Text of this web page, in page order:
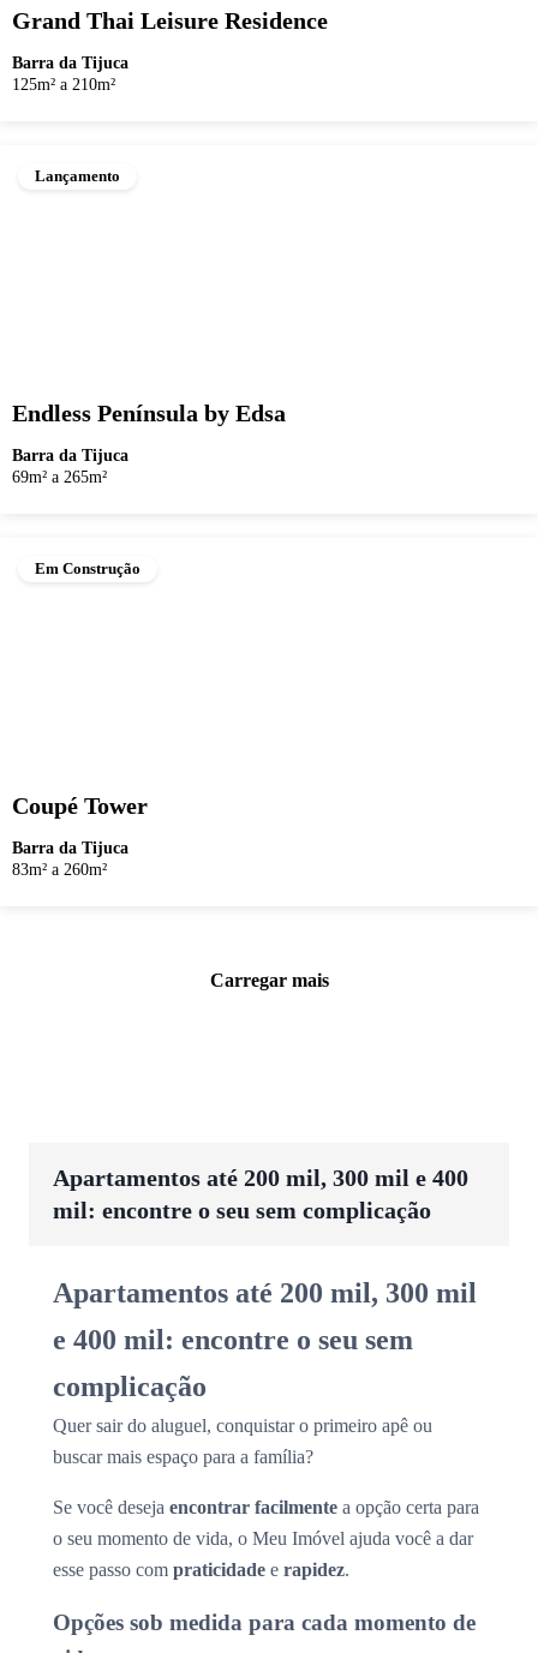
Grand Thai Leisure Residence
Barra da Tijuca
125m² a 210m²
Lançamento
Endless Península by Edsa
Barra da Tijuca
69m² a 265m²
Em Construção
Coupé Tower
Barra da Tijuca
83m² a 260m²
Carregar mais
Apartamentos até 200 mil, 300 mil e 400
mil: encontre o seu sem complicação
Apartamentos até 200 mil, 300 mil
e 400 mil: encontre o seu sem
complicação
Quer sair do aluguel, conquistar o primeiro apê ou
buscar mais espaço para a família?
Se você deseja encontrar facilmente a opção certa para
o seu momento de vida, o Meu Imóvel ajuda você a dar
esse passo com praticidade e rapidez.
Opções sob medida para cada momento de